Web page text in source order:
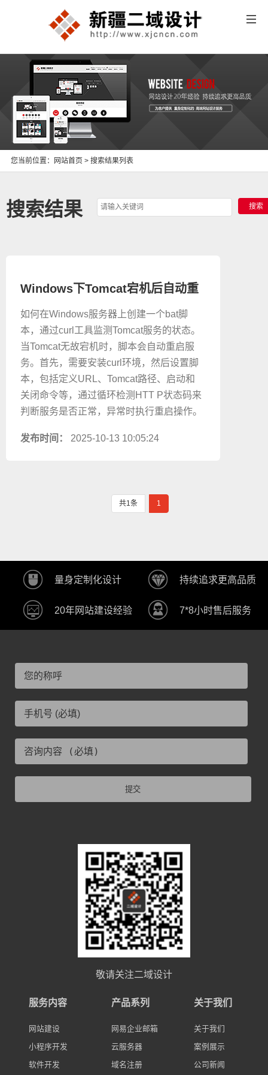
您当前位置： 网站首页 > 搜索结果列表
搜索结果
Windows下Tomcat宕机后自动重
启Tomcat服务
如何在Windows服务器上创建一个bat脚
本，通过curl工具监测Tomcat服务的状态。
当Tomcat无故宕机时，脚本会自动重启服
务。首先，需要安装curl环境，然后设置脚
本，包括定义URL、Tomcat路径、启动和
关闭命令等，通过循环检测HTT P状态码来
判断服务是否正常，异常时执行重启操作。
发布时间： 2025-10-13 10:05:24
共1条 1
量身定制化设计 持续追求更高品质
20年网站建设经验 7*8小时售后服务
提交
敬请关注二域设计
服务内容
网站建设
小程序开发
软件开发
产品系列
网易企业邮箱
云服务器
域名注册
关于我们
关于我们
案例展示
公司新闻